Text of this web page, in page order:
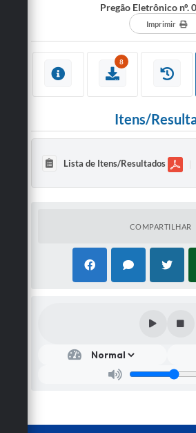
Pregão Eletrônico nº.
Imprimir
8
Itens/
Lista de Itens/Resultados
COMPARTILHAR